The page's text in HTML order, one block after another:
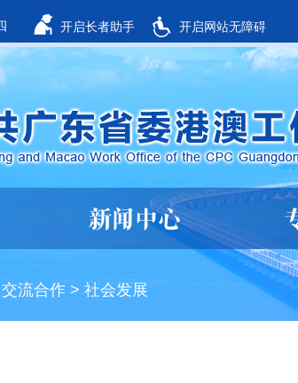
开启长者助手 开启网站无障碍
新闻中心
交流合作 > 社会发展